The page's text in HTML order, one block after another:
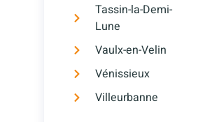
Tassin-la-Demi-
Lune
Vaulx-en-Velin
Vénissieux
Villeurbanne